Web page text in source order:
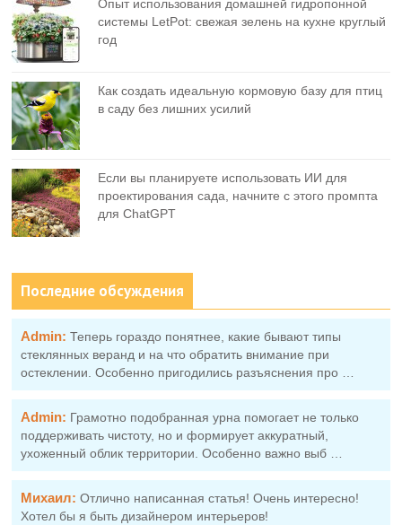
Опыт использования домашней гидропонной
системы LetPot: свежая зелень на кухне круглый
год
Как создать идеальную кормовую базу для птиц
в саду без лишних усилий
Если вы планируете использовать ИИ для
проектирования сада, начните с этого промпта
для ChatGPT
Последние обсуждения
Admin: Теперь гораздо понятнее, какие бывают типы
стеклянных веранд и на что обратить внимание при
остеклении. Особенно пригодились разъяснения про …
Admin: Грамотно подобранная урна помогает не только
поддерживать чистоту, но и формирует аккуратный,
ухоженный облик территории. Особенно важно выб …
Михаил: Отлично написанная статья! Очень интересно!
Хотел бы я быть дизайнером интерьеров!